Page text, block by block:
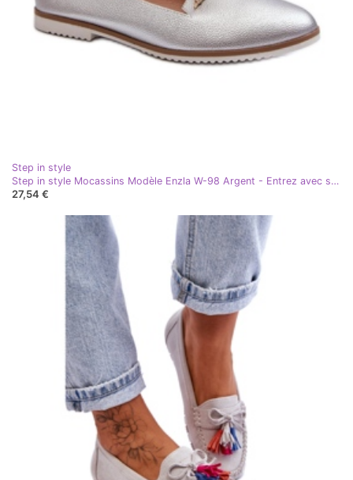
Step in style
Step in style Mocassins Modèle Enzla W-98 Argent - Entrez avec style gris
27,54 €